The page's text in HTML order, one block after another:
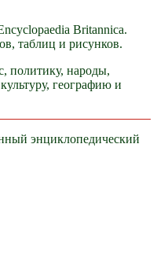
Britannica.
таблиц и рисунков.
политику, народы,
географию и
энциклопедический